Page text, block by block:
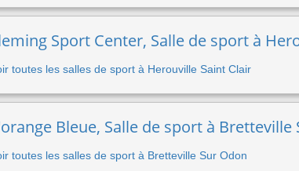
Sport Center, Salle de sport à
toutes les salles de sport à Herouville Saint Clair
Bleue, Salle de sport à Bretteville
toutes les salles de sport à Bretteville Sur Odon